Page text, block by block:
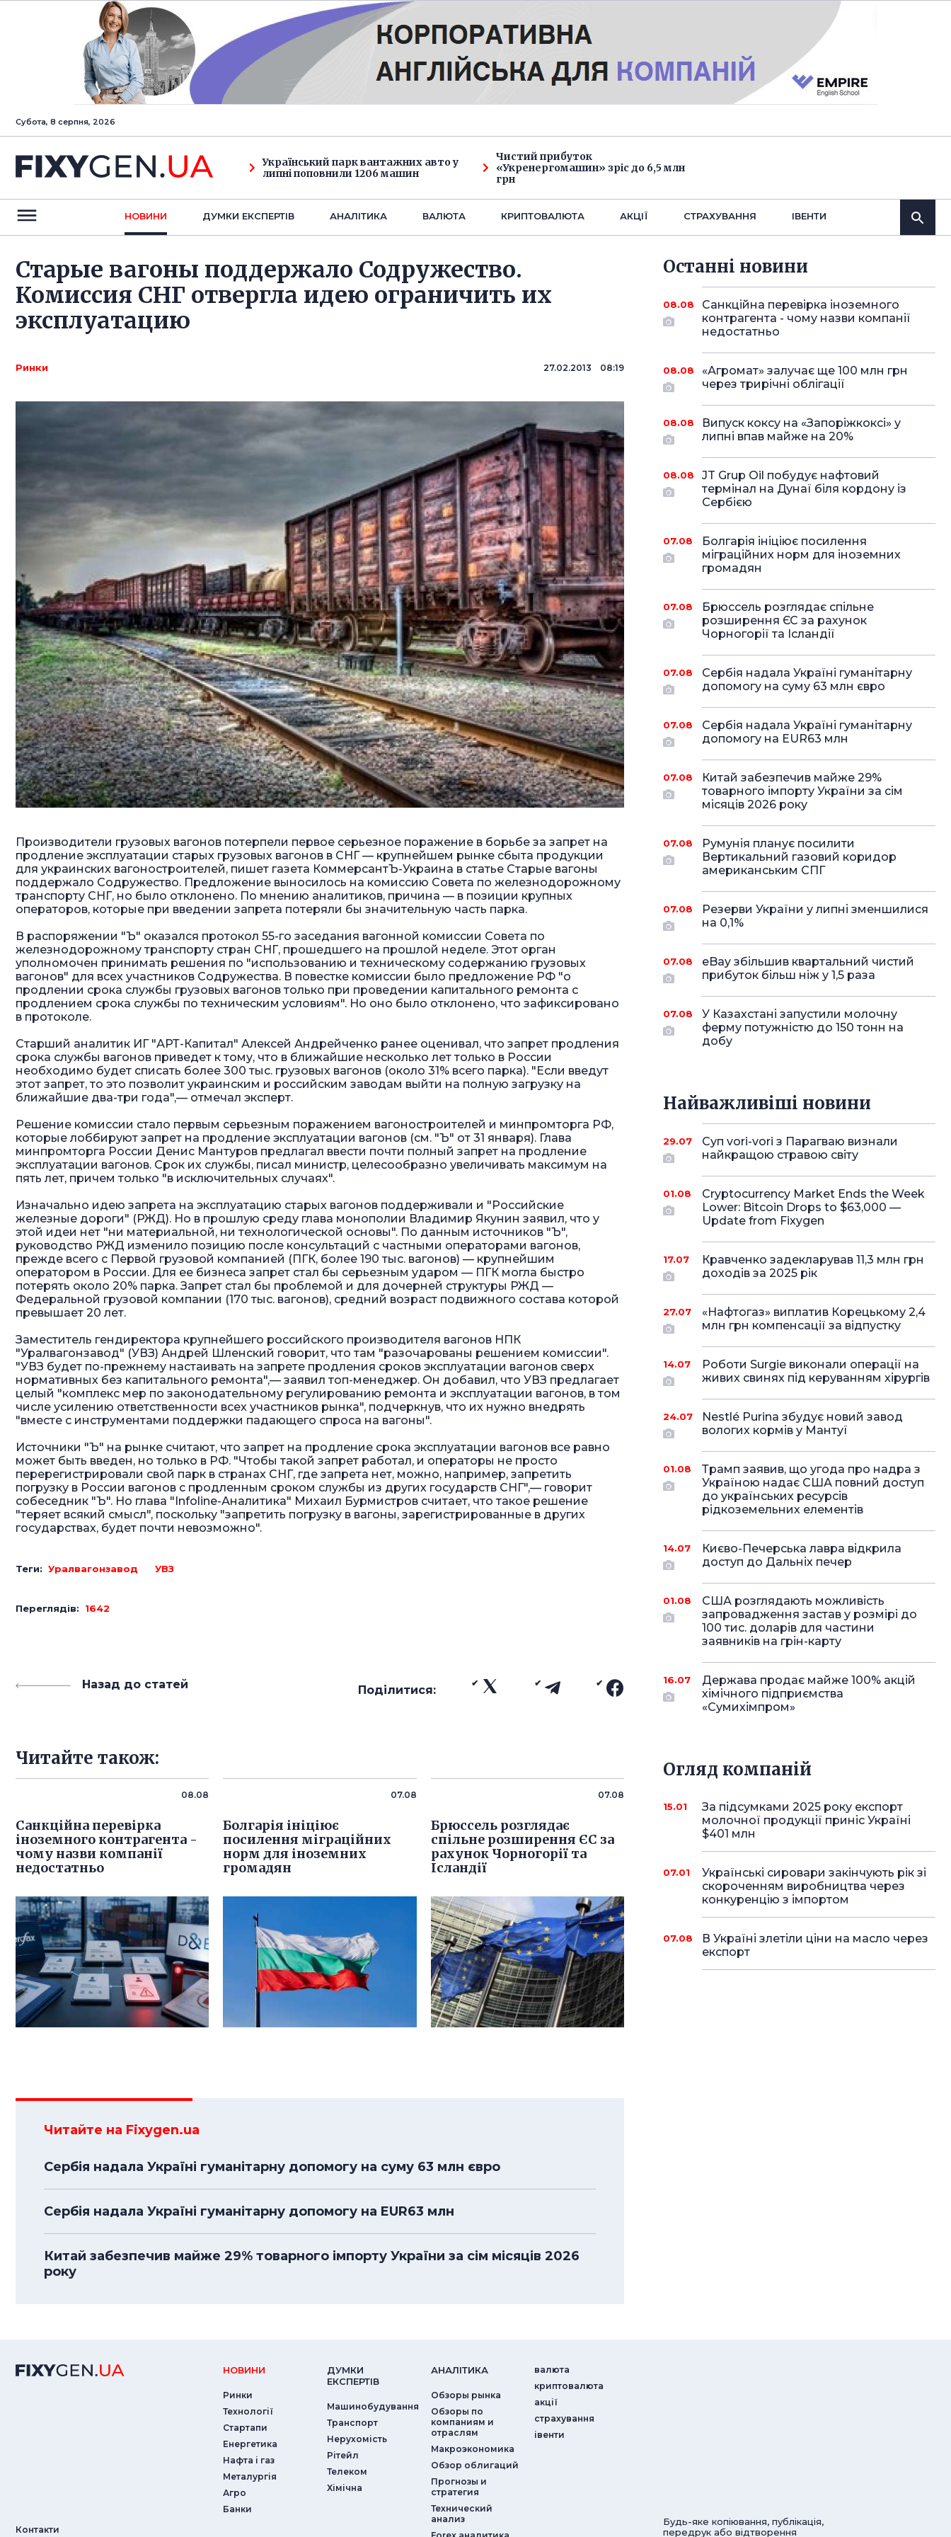
Субота, 8 серпня, 2026
Український парк вантажних авто у
липні поповнили 1206 машин
Чистий прибуток
«Укренергомашин» зріс до 6,5 млн
грн
НОВИНИ ДУМКИ ЕКСПЕРТIВ АНАЛIТИКА ВАЛЮТА КРИПТОВАЛЮТА АКЦІЇ СТРАХУВАННЯ IВЕНТИ
Старые вагоны поддержало Содружество.
Комиссия СНГ отвергла идею ограничить их
эксплуатацию
Ринки 27.02.2013 08:19
Производители грузовых вагонов потерпели первое серьезное поражение в борьбе за запрет на
продление эксплуатации старых грузовых вагонов в СНГ — крупнейшем рынке сбыта продукции
для украинских вагоностроителей, пишет газета КоммерсантЪ-Украина в статье Старые вагоны
поддержало Содружество. Предложение выносилось на комиссию Совета по железнодорожному
транспорту СНГ, но было отклонено. По мнению аналитиков, причина — в позиции крупных
операторов, которые при введении запрета потеряли бы значительную часть парка.
В распоряжении "Ъ" оказался протокол 55-го заседания вагонной комиссии Совета по
железнодорожному транспорту стран СНГ, прошедшего на прошлой неделе. Этот орган
уполномочен принимать решения по "использованию и техническому содержанию грузовых
вагонов" для всех участников Содружества. В повестке комиссии было предложение РФ "о
продлении срока службы грузовых вагонов только при проведении капитального ремонта с
продлением срока службы по техническим условиям". Но оно было отклонено, что зафиксировано
в протоколе.
Старший аналитик ИГ "АРТ-Капитал" Алексей Андрейченко ранее оценивал, что запрет продления
срока службы вагонов приведет к тому, что в ближайшие несколько лет только в России
необходимо будет списать более 300 тыс. грузовых вагонов (около 31% всего парка). "Если введут
этот запрет, то это позволит украинским и российским заводам выйти на полную загрузку на
ближайшие два-три года",— отмечал эксперт.
Решение комиссии стало первым серьезным поражением вагоностроителей и минпромторга РФ,
которые лоббируют запрет на продление эксплуатации вагонов (см. "Ъ" от 31 января). Глава
минпромторга России Денис Мантуров предлагал ввести почти полный запрет на продление
эксплуатации вагонов. Срок их службы, писал министр, целесообразно увеличивать максимум на
пять лет, причем только "в исключительных случаях".
Изначально идею запрета на эксплуатацию старых вагонов поддерживали и "Российские
железные дороги" (РЖД). Но в прошлую среду глава монополии Владимир Якунин заявил, что у
этой идеи нет "ни материальной, ни технологической основы". По данным источников "Ъ",
руководство РЖД изменило позицию после консультаций с частными операторами вагонов,
прежде всего с Первой грузовой компанией (ПГК, более 190 тыс. вагонов) — крупнейшим
оператором в России. Для ее бизнеса запрет стал бы серьезным ударом — ПГК могла быстро
потерять около 20% парка. Запрет стал бы проблемой и для дочерней структуры РЖД —
Федеральной грузовой компании (170 тыс. вагонов), средний возраст подвижного состава которой
превышает 20 лет.
Заместитель гендиректора крупнейшего российского производителя вагонов НПК
"Уралвагонзавод" (УВЗ) Андрей Шленский говорит, что там "разочарованы решением комиссии".
"УВЗ будет по-прежнему настаивать на запрете продления сроков эксплуатации вагонов сверх
нормативных без капитального ремонта",— заявил топ-менеджер. Он добавил, что УВЗ предлагает
целый "комплекс мер по законодательному регулированию ремонта и эксплуатации вагонов, в том
числе усилению ответственности всех участников рынка", подчеркнув, что их нужно внедрять
"вместе с инструментами поддержки падающего спроса на вагоны".
Источники "Ъ" на рынке считают, что запрет на продление срока эксплуатации вагонов все равно
может быть введен, но только в РФ. "Чтобы такой запрет работал, и операторы не просто
перерегистрировали свой парк в странах СНГ, где запрета нет, можно, например, запретить
погрузку в России вагонов с продленным сроком службы из других государств СНГ",— говорит
собеседник "Ъ". Но глава "Infoline-Аналитика" Михаил Бурмистров считает, что такое решение
"теряет всякий смысл", поскольку "запретить погрузку в вагоны, зарегистрированные в других
государствах, будет почти невозможно".
Теги: Уралвагонзавод УВЗ
Переглядів: 1642
Назад до статей Поділитися:
Читайте також:
08.08
Санкційна перевірка
іноземного контрагента -
чому назви компанії
недостатньо
07.08
Болгарія ініціює
посилення міграційних
норм для іноземних
громадян
07.08
Брюссель розглядає
спільне розширення ЄС за
рахунок Чорногорії та
Ісландії
Читайте на Fixygen.ua
Сербія надала Україні гуманітарну допомогу на суму 63 млн євро
Сербія надала Україні гуманітарну допомогу на EUR63 млн
Китай забезпечив майже 29% товарного імпорту України за сім місяців 2026
року
Останнi новини
08.08
Санкційна перевірка іноземного
контрагента - чому назви компанії
недостатньо
08.08
«Агромат» залучає ще 100 млн грн
через трирічні облігації
08.08
Випуск коксу на «Запоріжкоксі» у
липні впав майже на 20%
08.08
JT Grup Oil побудує нафтовий
термінал на Дунаї біля кордону із
Сербією
07.08
Болгарія ініціює посилення
міграційних норм для іноземних
громадян
07.08
Брюссель розглядає спільне
розширення ЄС за рахунок
Чорногорії та Ісландії
07.08
Сербія надала Україні гуманітарну
допомогу на суму 63 млн євро
07.08
Сербія надала Україні гуманітарну
допомогу на EUR63 млн
07.08
Китай забезпечив майже 29%
товарного імпорту України за сім
місяців 2026 року
07.08
Румунія планує посилити
Вертикальний газовий коридор
американським СПГ
07.08
Резерви України у липні зменшилися
на 0,1%
07.08
eBay збільшив квартальний чистий
прибуток більш ніж у 1,5 раза
07.08
У Казахстані запустили молочну
ферму потужністю до 150 тонн на
добу
Найважливіші новини
29.07
Суп vori-vori з Парагваю визнали
найкращою стравою світу
01.08
Cryptocurrency Market Ends the Week
Lower: Bitcoin Drops to $63,000 —
Update from Fixygen
17.07
Кравченко задекларував 11,3 млн грн
доходів за 2025 рік
27.07
«Нафтогаз» виплатив Корецькому 2,4
млн грн компенсації за відпустку
14.07
Роботи Surgie виконали операції на
живих свинях під керуванням хірургів
24.07
Nestlé Purina збудує новий завод
вологих кормів у Мантуї
01.08
Трамп заявив, що угода про надра з
Україною надає США повний доступ
до українських ресурсів
рідкоземельних елементів
14.07
Києво-Печерська лавра відкрила
доступ до Дальніх печер
01.08
США розглядають можливість
запровадження застав у розмірі до
100 тис. доларів для частини
заявників на грін-карту
16.07
Держава продає майже 100% акцій
хімічного підприємства
«Сумихімпром»
Огляд компаній
15.01
За підсумками 2025 року експорт
молочної продукції приніс Україні
$401 млн
07.01
Українські сировари закінчують рік зі
скороченням виробництва через
конкуренцію з імпортом
07.08
В Україні злетіли ціни на масло через
експорт
Контакти
НОВИНИ
Ринки
Технології
Стартапи
Енергетика
Нафта і газ
Металургія
Агро
Банки
ДУМКИ
ЕКСПЕРТIВ
Машинобудування
Транспорт
Нерухомість
Рітейл
Телеком
Хімічна
АНАЛIТИКА
Обзоры рынка
Обзоры по
компаниям и
отраслям
Макроэкономика
Обзор облигаций
Прогнозы и
стратегия
Технический
анализ
валюта
криптовалюта
акції
страхування
iвенти
Будь-яке копіювання, публікація,
передрук або відтворення